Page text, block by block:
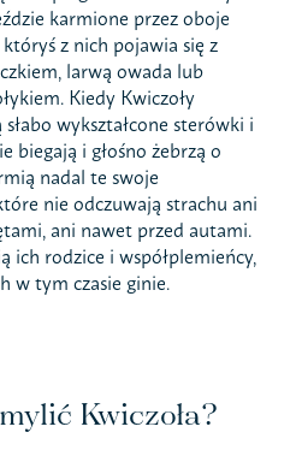
karmione przez oboje
z nich pojawia się z
larwą owada lub
Kiedy Kwiczoły
wykształcone sterówki i
biegają i głośno żebrzą o
nadal te swoje
nie odczuwają strachu ani
ani nawet przed autami.
ich rodzice i współplemieńcy,
w tym czasie ginie.
Kwiczoła?